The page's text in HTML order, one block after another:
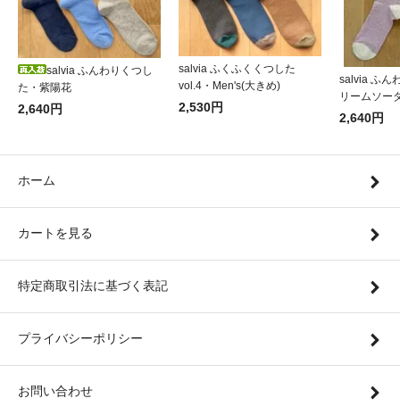
salvia ふんわりくつし
た・紫陽花
2,640円
salvia ふくふくくつした
vol.4・Men's(大きめ)
2,530円
salvia ふん
リームソー
2,640円
ホーム
カートを見る
特定商取引法に基づく表記
プライバシーポリシー
お問い合わせ